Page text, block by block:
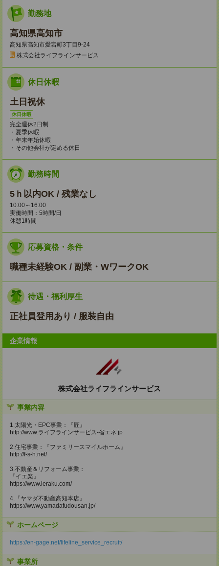
勤務地
高知県高知市
高知県高知市愛宕町3丁目9-24
株式会社ライフラインサービス
休日休暇
土日祝休
休日休暇
完全週休2日制
・夏季休暇
・年末年始休暇
・その他会社が定める休日
勤務時間
5ｈ以内OK / 残業なし
10:00～16:00
実働時間：5時間/日
休憩1時間
応募資格・条件
職種未経験OK / 副業・WワークOK
待遇・福利厚生
正社員登用あり / 服装自由
企業情報
株式会社ライフラインサービス
事業内容
1.太陽光・EPC事業：『匠』
http://www.ライフラインサービス-省エネ.jp
2.住宅事業：『ファミリースマイルホーム』
http://f-s-h.net/
3.不動産＆リフォーム事業：
『イエ楽』
https://www.ieraku.com/
4.『ヤマダ不動産高知本店』
https://www.yamadafudousan.jp/
ホームページ
https://en-gage.net/lifeline_service_recruit/
事業所